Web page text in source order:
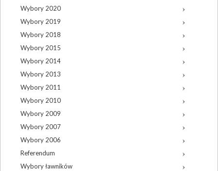
Wybory 2020
Wybory 2019
Wybory 2018
Wybory 2015
Wybory 2014
Wybory 2013
Wybory 2011
Wybory 2010
Wybory 2009
Wybory 2007
Wybory 2006
Referendum
Wybory ławników